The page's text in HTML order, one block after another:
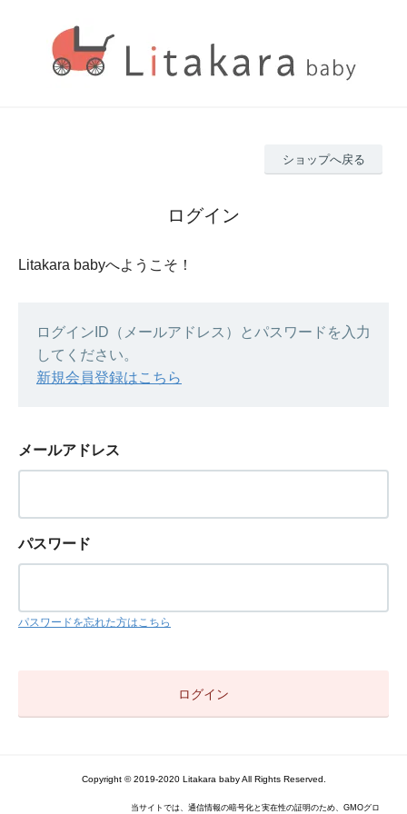
ショップへ戻る
ログイン
Litakara babyへようこそ！
ログインID（メールアドレス）とパスワードを入力
してください。
新規会員登録はこちら
メールアドレス
パスワード
パスワードを忘れた方はこちら
Copyright © 2019-2020 Litakara baby All Rights Reserved.
当サイトでは、通信情報の暗号化と実在性の証明のため、GMOグロ